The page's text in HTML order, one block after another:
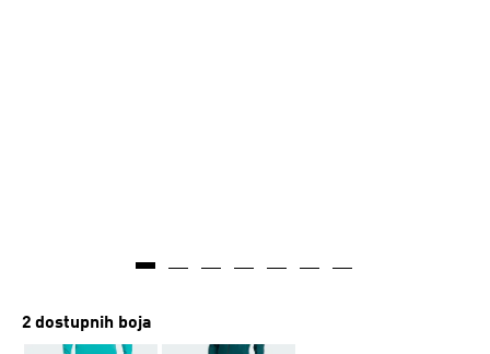
2 dostupnih boja